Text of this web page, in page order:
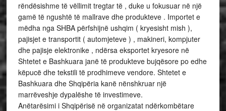
rëndësishme të vëllimit tregtar të , duke u fokusuar në një
gamë të ngushtë të mallrave dhe produkteve . Importet e
mëdha nga SHBA përfshijnë ushqim ( kryesisht mish ),
pajisjet e transportit ( automjeteve ) , makineri, kompjuter
dhe pajisje elektronike , ndërsa eksportet kryesore në
Shtetet e Bashkuara janë të produkteve bujqësore po edhe
këpucë dhe tekstili të prodhimeve vendore. Shtetet e
Bashkuara dhe Shqipëria kanë nënshkruar një
marrëveshje dypalëshe të investimeve.
Anëtarësimi i Shqipërisë në organizatat ndërkombëtare